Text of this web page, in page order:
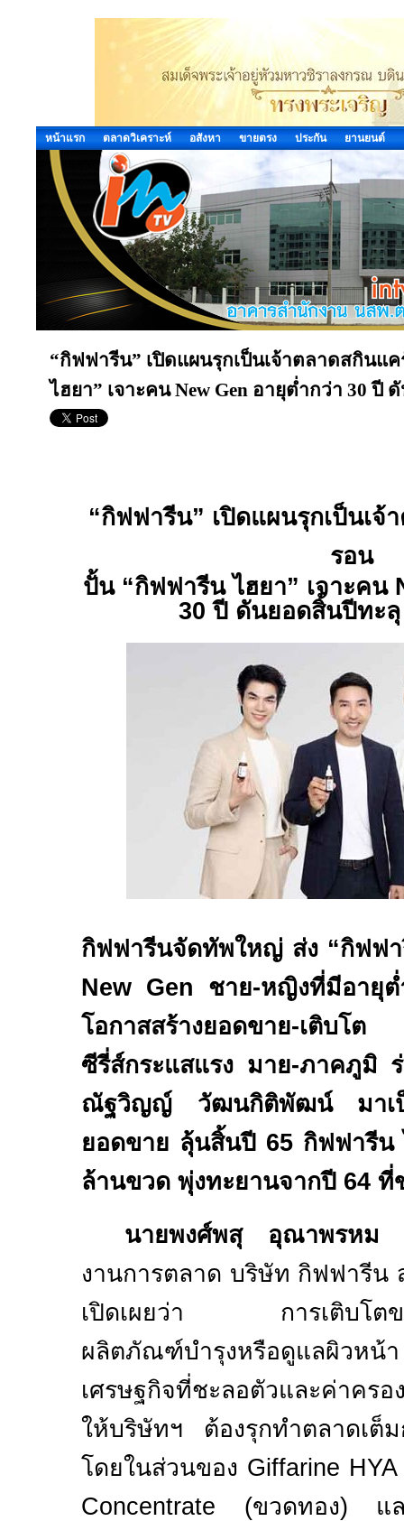
หน้าแรก ตลาดวิเคราะห์ อสังหา ขายตรง ประกัน ยานยนต์
“กิฟฟารีน” เปิดแผนรุกเป็นเจ้าตลาดสกินแ
ไฮยา” เจาะคน New Gen อายุต่ำกว่า 30
“กิฟฟารีน” เปิดแผนรุกเป็นเจ้
รอน
ปั้น “กิฟฟารีน ไฮยา” เจาะคน
30 ปี ดันยอดสิ้นปีทะ
กิฟฟารีนจัดทัพใหญ่ ส่ง “กิฟฟา
New Gen ชาย-หญิงที่มีอายุ
โอกาสสร้างยอดขาย-เติบโต
ซีรี่ส์กระแสแรง มาย-ภาคภูมิ
ณัฐวิญญ์ วัฒนกิติพัฒน์ มา
ยอดขาย ลุ้นสิ้นปี 65 กิฟฟารีน
ล้านขวด พุ่งทะยานจากปี 64 ที่
นายพงศ์พสุ อุณาพรหม
งานการตลาด บริษัท กิฟฟารีน
เปิดเผยว่า การเติบโตขอ
ผลิตภัณฑ์บำรุงหรือดูแลผิวห
เศรษฐกิจที่ชะลอตัวและค่าคร
ให้บริษัทฯ ต้องรุกทำตลาดเต็ม
โดยในส่วนของ Giffarine
Concentrate (ขวดทอง)